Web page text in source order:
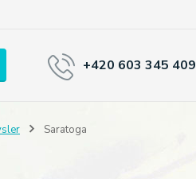
+420 603 345 409
Saratoga